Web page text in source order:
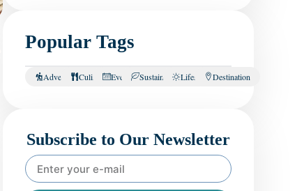
Popular Tags
AdventureCulinary Events SustainabilityLifestyle Destination
Subscribe to Our Newsletter